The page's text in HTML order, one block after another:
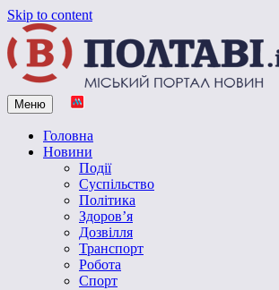
Skip to content
Vpoltave.info
Полтавський портал новин
Меню
Головна
Новини
Події
Суспільство
Політика
Здоров’я
Дозвілля
Транспорт
Робота
Спорт